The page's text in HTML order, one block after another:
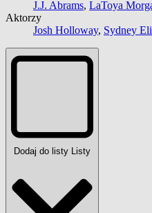
J.J. Abrams, LaToya
Aktorzy
Josh Holloway, Sydney
Dodaj do listy Listy